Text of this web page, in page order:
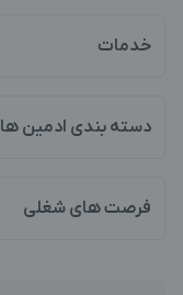
خدمات
دسته بندی ادمین ها
فرصت های شغلی